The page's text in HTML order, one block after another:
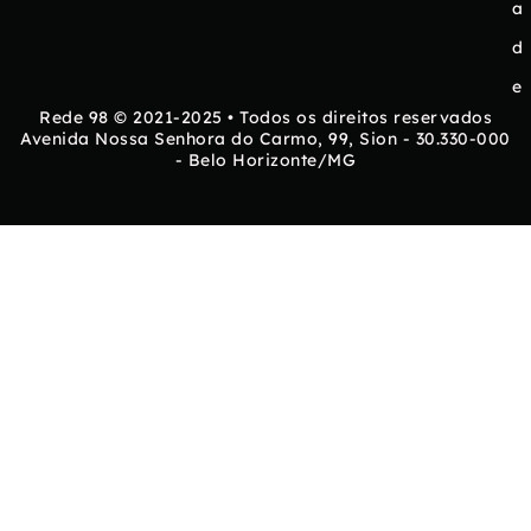
a
d
e
Rede 98 © 2021-2025 • Todos os direitos reservados
Avenida Nossa Senhora do Carmo, 99, Sion - 30.330-000
- Belo Horizonte/MG